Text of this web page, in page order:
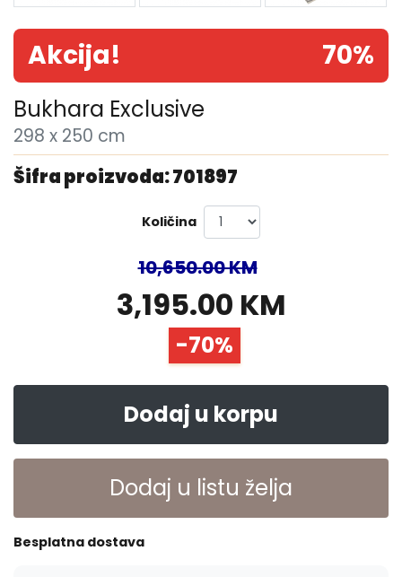
Akcija! 70%
Bukhara Exclusive
298 x 250 cm
Šifra proizvoda: 701897
Količina
10,650.00 KM
3,195.00 KM
-70%
Dodaj u korpu
Dodaj u listu želja
Besplatna dostava